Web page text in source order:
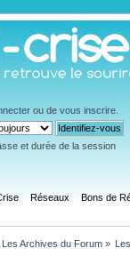
ou de vous inscrire
et durée de la session
Réseaux Bons de
Les Archives du Forum»